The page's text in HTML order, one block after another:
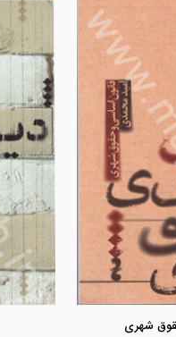
شهری